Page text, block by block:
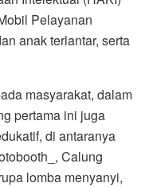
Pelayanan
anak terlantar, serta
masyarakat, dalam
pertama ini juga
di antaranya
Calung
lomba menyanyi,